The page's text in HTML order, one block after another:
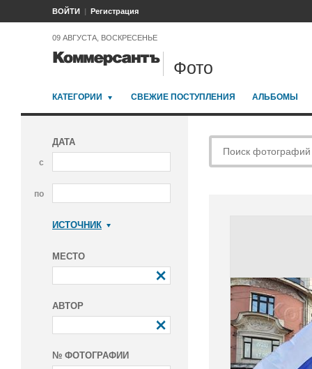
ВОЙТИ Регистрация
09 АВГУСТА, ВОСКРЕСЕНЬЕ
Фото
КАТЕГОРИИ СВЕЖИЕ ПОСТУПЛЕНИЯ АЛЬБОМЫ
ДАТА
с
по
ИСТОЧНИК
МЕСТО
АВТОР
№ ФОТОГРАФИИ